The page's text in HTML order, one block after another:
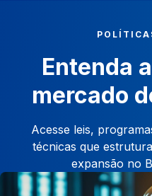
Entenda
mercado
Acesse leis,
técnicas que
expansão no